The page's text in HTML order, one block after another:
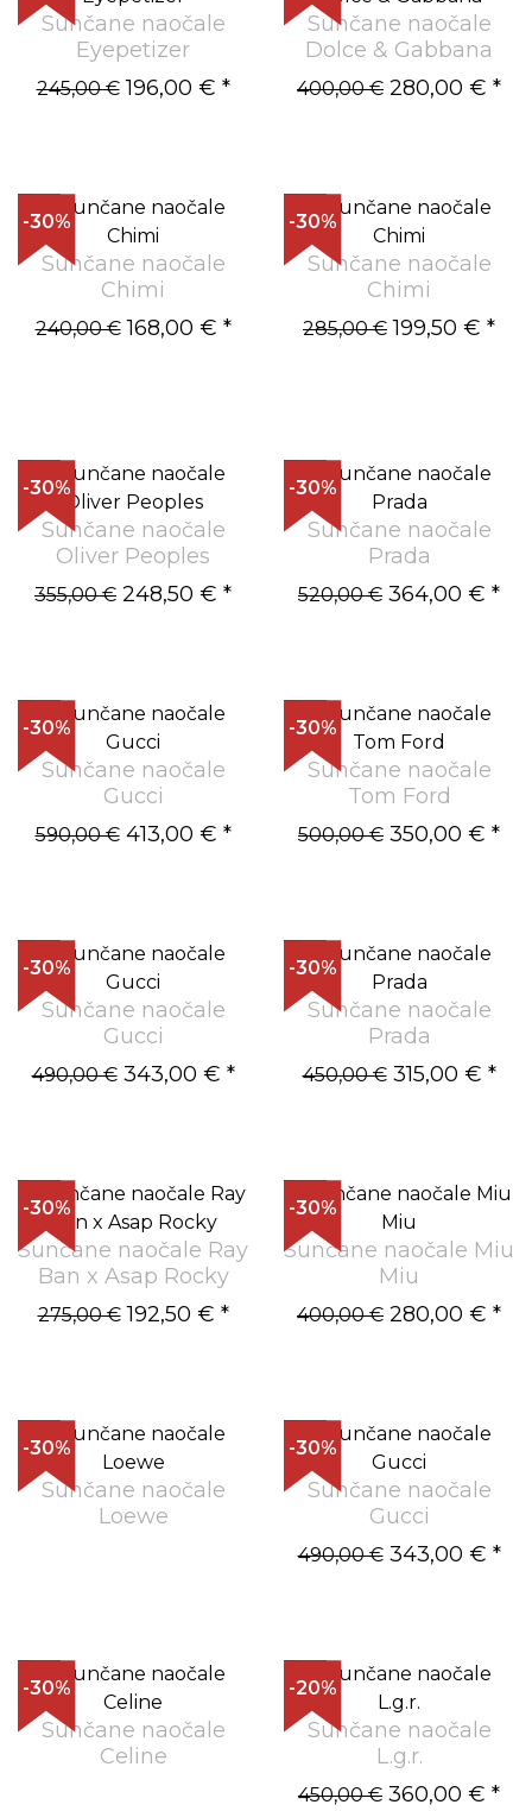
Sunčane naočale
Eyepetizer
245,00 €196,00 € *
Sunčane naočale
Dolce & Gabbana
400,00 € 280,00 € *
-30%
Sunčane naočale
Chimi
240,00 €168,00 € *
-30%
Sunčane naočale
Chimi
285,00 € 199,50 € *
-30%
Sunčane naočale
Oliver Peoples
355,00 € 248,50 € *
-30%
Sunčane naočale
Prada
520,00 € 364,00 € *
-30%
Sunčane naočale
Gucci
590,00 €413,00 € *
-30%
Sunčane naočale
Tom Ford
500,00 € 350,00 € *
-30%
Sunčane naočale
Gucci
490,00 €343,00 € *
-30%
Sunčane naočale
Prada
450,00 €315,00 € *
-30%
Sunčane naočale Ray
Ban x Asap Rocky
275,00 €192,50 € *
-30%
Sunčane naočale Miu
Miu
400,00 € 280,00 € *
-30%
Sunčane naočale
Loewe
-30%
Sunčane naočale
Gucci
490,00 €343,00 € *
-30%
Sunčane naočale
Celine
-20%
Sunčane naočale
L.g.r.
450,00 € 360,00 € *